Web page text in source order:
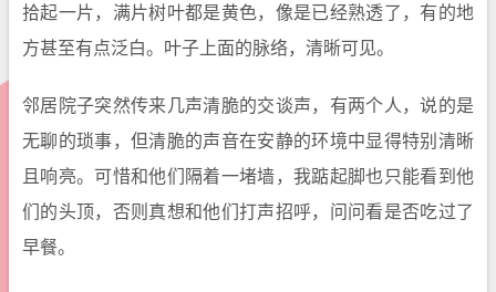
拾起一片，满片树叶都是黄色，像是已经熟透了，有的地
方甚至有点泛白。叶子上面的脉络，清晰可见。
邻居院子突然传来几声清脆的交谈声，有两个人，说的是
无聊的琐事，但清脆的声音在安静的环境中显得特别清晰
且响亮。可惜和他们隔着一堵墙，我踮起脚也只能看到他
们的头顶，否则真想和他们打声招呼，问问看是否吃过了
早餐。